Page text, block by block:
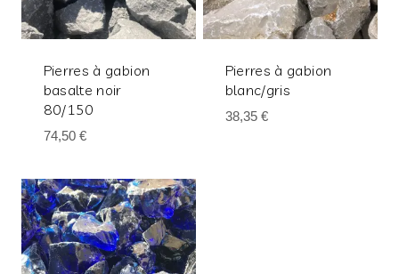
Pierres à gabion
basalte noir
80/150
74,50 €
Pierres à gabion
blanc/gris
38,35 €